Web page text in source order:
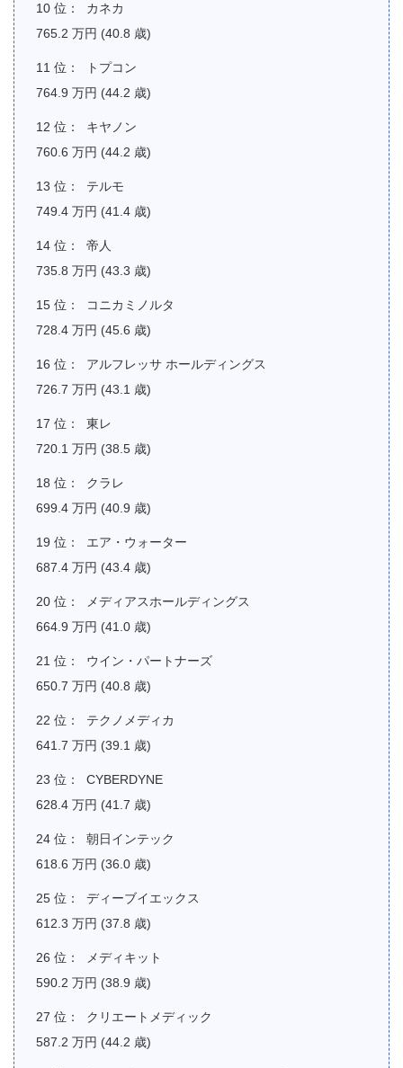
カネカ
765.2 万円 (40.8 歳)
トプコン
764.9 万円 (44.2 歳)
キヤノン
760.6 万円 (44.2 歳)
テルモ
749.4 万円 (41.4 歳)
帝人
735.8 万円 (43.3 歳)
コニカミノルタ
728.4 万円 (45.6 歳)
アルフレッサ ホールディングス
726.7 万円 (43.1 歳)
東レ
720.1 万円 (38.5 歳)
クラレ
699.4 万円 (40.9 歳)
エア・ウォーター
687.4 万円 (43.4 歳)
メディアスホールディングス
664.9 万円 (41.0 歳)
ウイン・パートナーズ
650.7 万円 (40.8 歳)
テクノメディカ
641.7 万円 (39.1 歳)
CYBERDYNE
628.4 万円 (41.7 歳)
朝日インテック
618.6 万円 (36.0 歳)
ディーブイエックス
612.3 万円 (37.8 歳)
メディキット
590.2 万円 (38.9 歳)
クリエートメディック
587.2 万円 (44.2 歳)